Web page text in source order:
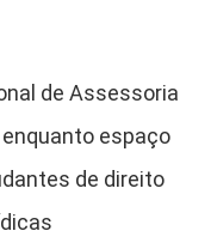
de Assessoria
enquanto espaço
de direito